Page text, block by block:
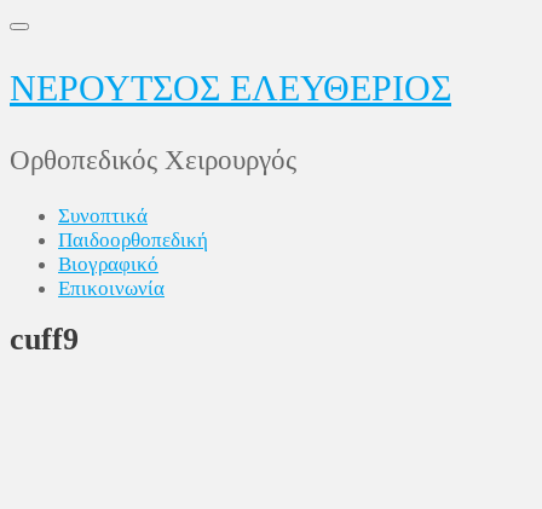
Skip
ΝΕΡΟΥΤΣΟΣ ΕΛΕΥΘΕΡΙΟΣ
Ορθοπεδικός Χειρουργός
Συνοπτικά
Παιδοορθοπεδική
Βιογραφικό
Επικοινωνία
cuff9